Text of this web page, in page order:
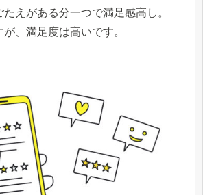
たえがある分一つで満足感高し。
、満足度は高いです。